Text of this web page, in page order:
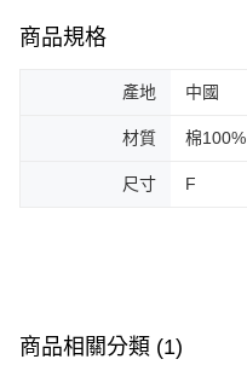
商品規格
產地 中國
材質 棉100%
尺寸 F
商品相關分類 (1)